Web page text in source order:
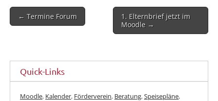
Post
navigation
← Termine Forum
1. Elternbrief jetzt im
Moodle →
Quick-Links
Moodle, Kalender, Förderverein, Beratung,Speisepläne,